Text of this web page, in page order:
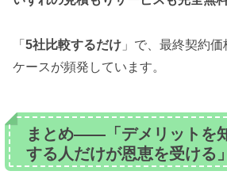
「 5社比較するだけ 」で、最終契約
ケースが頻発しています。
まとめ——「デメリットを
する人だけが恩恵を受ける」